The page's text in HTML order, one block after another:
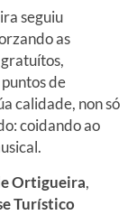
seguiu
as
de
calidade, non só
coidando ao
Ortigueira,
Turístico